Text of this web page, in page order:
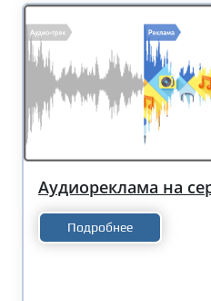
Аудиореклама на
Подробнее